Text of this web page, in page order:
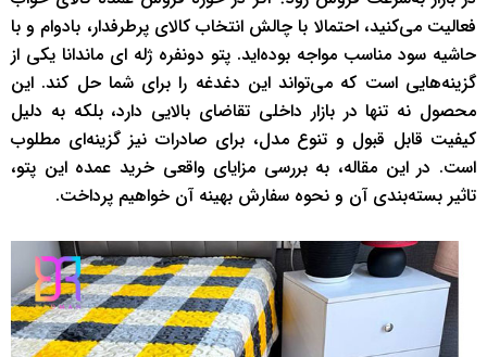
فعالیت می‌کنید، احتمالا با چالش انتخاب کالای پرطرفدار، بادوام و با
حاشیه سود مناسب مواجه بوده‌اید. پتو دونفره ژله ای ماندانا یکی از
گزینه‌هایی است که می‌تواند این دغدغه را برای شما حل کند. این
محصول نه تنها در بازار داخلی تقاضای بالایی دارد، بلکه به دلیل
کیفیت قابل قبول و تنوع مدل، برای صادرات نیز گزینه‌ای مطلوب
است. در این مقاله، به بررسی مزایای واقعی خرید عمده این پتو،
تاثیر بسته‌بندی آن و نحوه سفارش بهینه آن خواهیم پرداخت.